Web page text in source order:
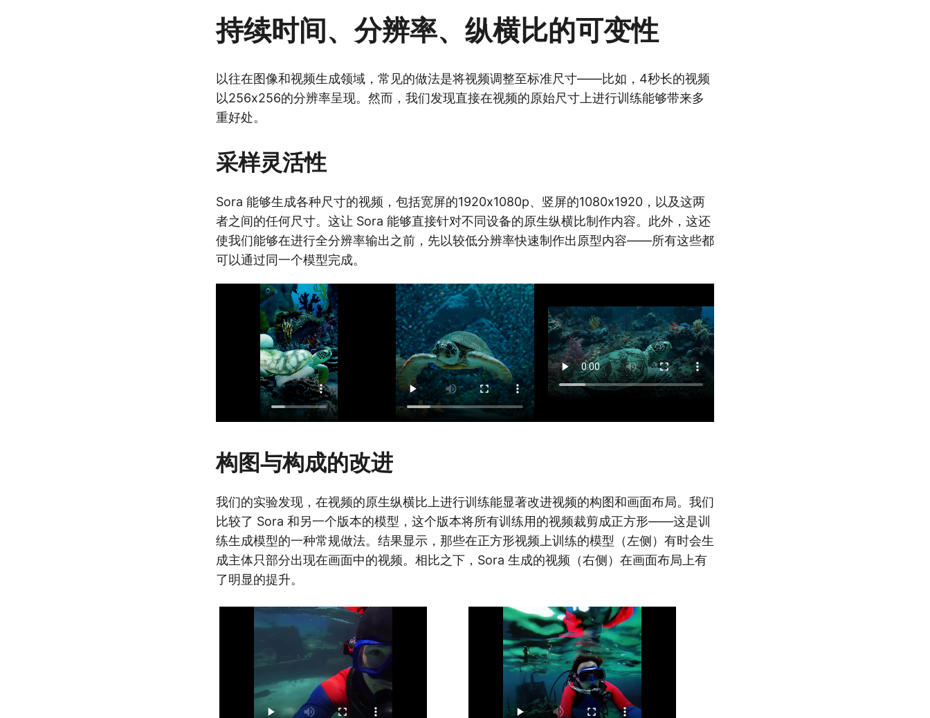
持续时间、分辨率、纵横比的可变性
以往在图像和视频生成领域，常见的做法是将视频调整至标准尺寸——比如，4秒长的视频
以256x256的分辨率呈现。然而，我们发现直接在视频的原始尺寸上进行训练能够带来多
重好处。
采样灵活性
Sora 能够生成各种尺寸的视频，包括宽屏的1920x1080p、竖屏的1080x1920，以及这两
者之间的任何尺寸。这让 Sora 能够直接针对不同设备的原生纵横比制作内容。此外，这还
使我们能够在进行全分辨率输出之前，先以较低分辨率快速制作出原型内容——所有这些都
可以通过同一个模型完成。
构图与构成的改进
我们的实验发现，在视频的原生纵横比上进行训练能显著改进视频的构图和画面布局。我们
比较了 Sora 和另一个版本的模型，这个版本将所有训练用的视频裁剪成正方形——这是训
练生成模型的一种常规做法。结果显示，那些在正方形视频上训练的模型（左侧）有时会生
成主体只部分出现在画面中的视频。相比之下，Sora 生成的视频（右侧）在画面布局上有
了明显的提升。